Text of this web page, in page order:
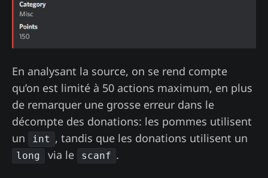
En analysant la source, on se rend compte
qu’on est limité à 50 actions maximum, en plus
de remarquer une grosse erreur dans le
décompte des donations: les pommes utilisent
un
int , tandis que les donations utilisent un
long via le scanf .